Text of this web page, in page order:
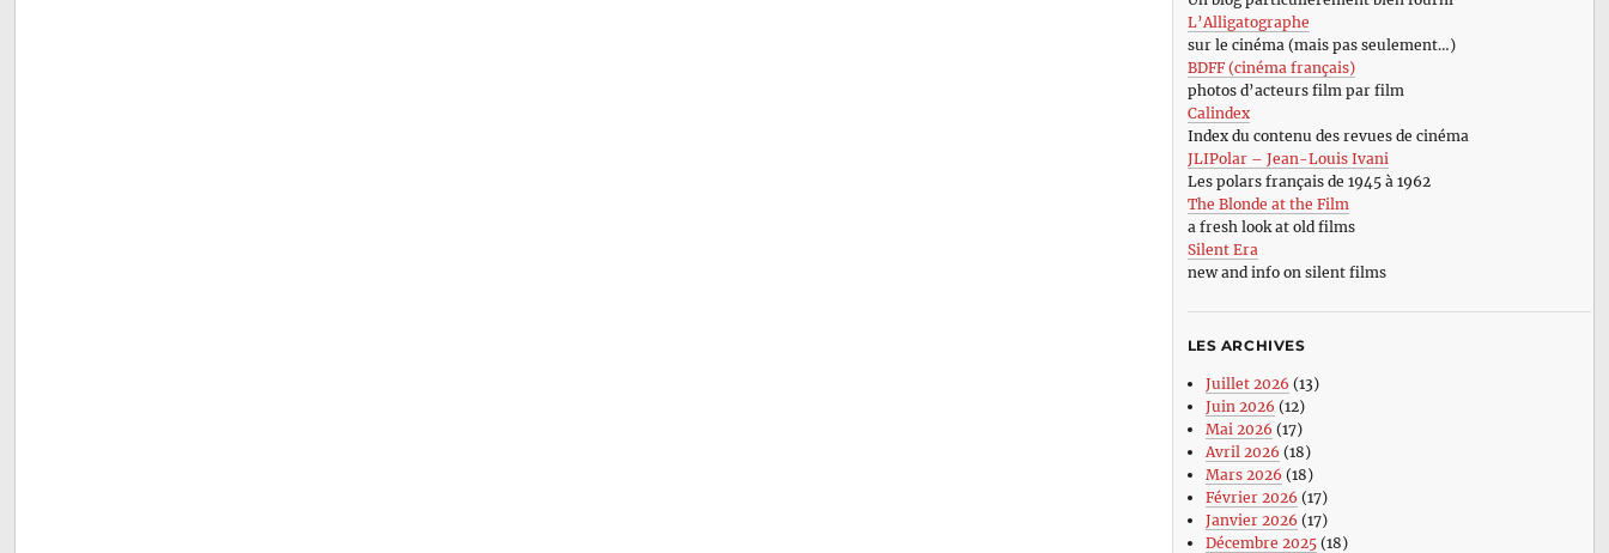
L’Alligatographe
sur le cinéma (mais pas seulement…)
BDFF (cinéma français)
photos d’acteurs film par film
Calindex
Index du contenu des revues de cinéma
JLIPolar – Jean-Louis Ivani
Les polars français de 1945 à 1962
The Blonde at the Film
a fresh look at old films
Silent Era
new and info on silent films
LES ARCHIVES
Juillet 2026 (13)
Juin 2026 (12)
Mai 2026 (17)
Avril 2026 (18)
Mars 2026 (18)
Février 2026 (17)
Janvier 2026 (17)
Décembre 2025(18)